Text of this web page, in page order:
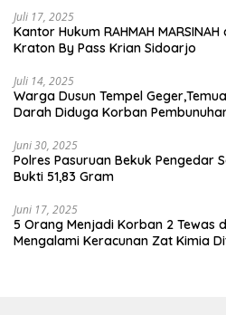
Juli 17, 2025
Kantor Hukum RAHMAH
Kraton By Pass Krian Sidoarjo
Juli 14, 2025
Warga Dusun Tempel
Darah Diduga Korban
Juni 30, 2025
Polres Pasuruan Bekuk Pengedar
Bukti 51,83 Gram
Juni 17, 2025
5 Orang Menjadi Korban 2 Tewas
Mengalami Keracunan Zat Kimia